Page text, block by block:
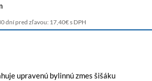
dní pred zľavou: 17,40€s DPH
upravenú bylinnú zmes šišáku